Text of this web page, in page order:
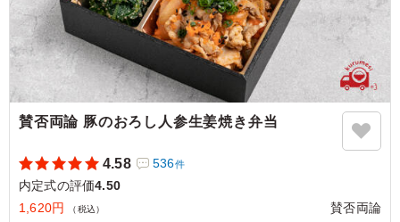
賛否両論 豚のおろし人参生姜焼き弁当
4.58 536件
内定式の評価4.50
1,620円
（税込） 賛否両論